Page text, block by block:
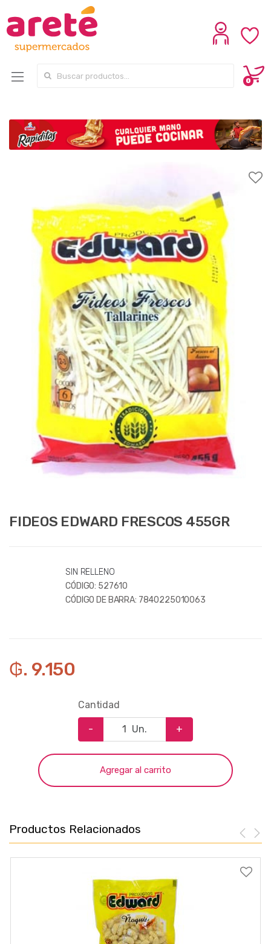
Search for:
0
FIDEOS EDWARD FRESCOS 455GR
SIN RELLENO
CÓDIGO: 527610
CÓDIGO DE BARRA: 7840225010063
₲. 9.150
Cantidad
- Un. +
Agregar al carrito
Productos Relacionados